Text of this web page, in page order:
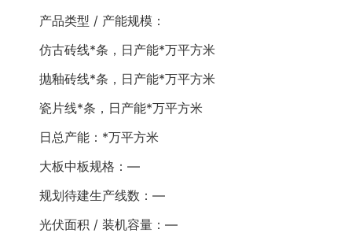
产品类型 / 产能规模：
仿古砖线*条，日产能*万平方米
抛釉砖线*条，日产能*万平方米
瓷片线*条，日产能*万平方米
日总产能：*万平方米
大板中板规格：—
规划待建生产线数：—
光伏面积 / 装机容量：—